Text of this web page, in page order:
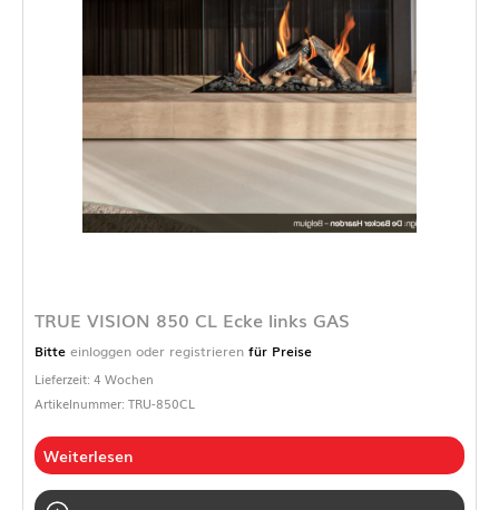
TRUE VISION 850 CL Ecke links GAS
Bitte einloggen oder registrieren für Preise
Lieferzeit: 4 Wochen
Artikelnummer: TRU-850CL
Weiterlesen